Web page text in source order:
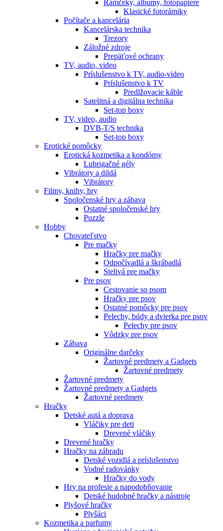
Rámčeky, albumy, fotopapiere
Klasické fotorámiky
Počítače a kancelária
Kancelárska technika
Trezory
Záložné zdroje
Prepäťové ochrany
TV, audio, video
Príslušenstvo k TV, audio-video
Príslušenstvo k TV
Predlžovacie káble
Satelitná a digitálna technika
Set-top boxy
TV, video, audio
DVB-T/S technika
Set-top boxy
Erotické pomôcky
Erotická kozmetika a kondómy
Lubrigačné gély
Vibrátory a dildá
Vibrátory
Filmy, knihy, hry
Spoločenské hry a zábava
Ostatné spoločenské hry
Puzzle
Hobby
Chovateľstvo
Pre mačky
Hračky pre mačky
Odpočívadlá a škrábadlá
Stelivá pre mačky
Pre psov
Cestovanie so psom
Hračky pre psov
Ostatné pomôcky pre psov
Pelechy, búdy a dvierka pre psov
Pelechy pre psov
Vôdzky pre psov
Zábava
Originálne darčeky
Žartovné predmety a Gadgets
Žartovné predmety
Žartovné predmety
Žartovné predmety a Gadgets
Žartovné predmety
Hračky
Detské autá a doprava
Vláčiky pre deti
Drevené vláčiky
Drevené hračky
Hračky na záhradu
Detské vozidlá a príslušenstvo
Vodné radovánky
Hračky do vody
Hry na profesie a napodobňovanie
Detské hudobné hračky a nástroje
Plyšové hračky
Plyšáci
Kozmetika a parfumy